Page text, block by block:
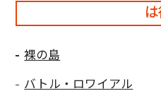
裸の島
バトル・ロワイアル